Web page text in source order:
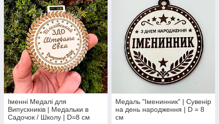
Іменні Медалі для
Випускників | Медальки в
Садочок / Школу | D=8 см
Медаль "Іменинник" | Сувенір
на день народження | D = 8
см